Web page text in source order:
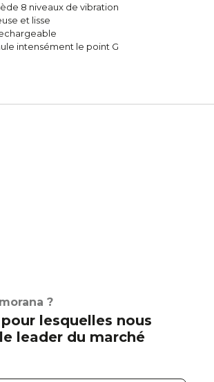
8 niveaux de vibration
et lisse
intensément le point G
?
lesquelles nous
leader du marché